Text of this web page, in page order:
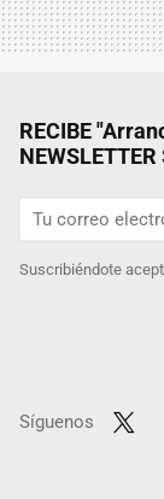
RECIBE
Suscribiéndote
Síguenos